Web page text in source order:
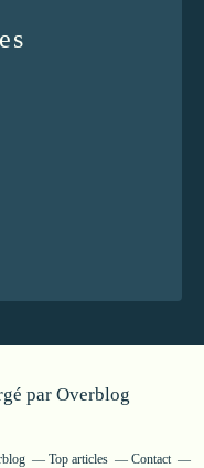
par Overblog
Top articles Contact